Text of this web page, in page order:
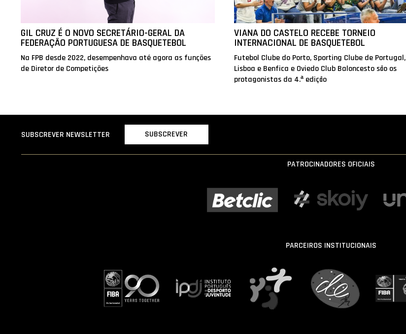
GIL CRUZ É O NOVO SECRETÁRIO-GERAL DA
FEDERAÇÃO PORTUGUESA DE BASQUETEBOL
Na FPB desde 2022, desempenhava até agora as funções
de Diretor de Competições
VIANA DO CASTELO RECEBE TORNEIO
INTERNACIONAL DE BASQUETEBOL
Futebol Clube do Porto, Sporting Clube de
Lisboa e Benfica e Oviedo Club Baloncesto são os
protagonistas da 4.ª edição
SUBSCREVER NEWSLETTER SUBSCREVER
PATROCINADORES OFICIAIS
PARCEIROS INSTITUCIONAIS